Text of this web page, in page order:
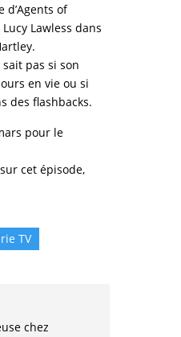
d’Agents of
Lawless dans
sait pas si son
en vie ou si
des flashbacks.
pour le
cet épisode,
TV
chez